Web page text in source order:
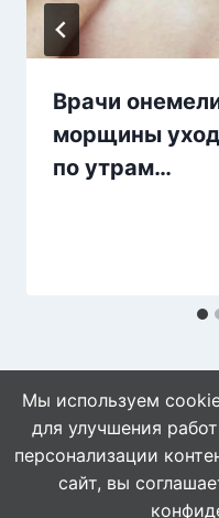
Врачи
морщины
по утрам…
©
Мы используем
для улучшения
персонализации
сайт, вы